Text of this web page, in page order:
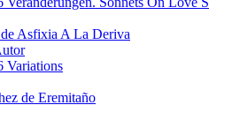
Asfixia A La Deriva
Variations
de Eremitaño